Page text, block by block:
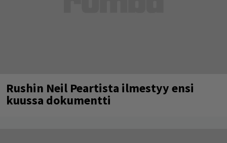
Rushin Neil Peartista ilmestyy ensi
kuussa dokumentti